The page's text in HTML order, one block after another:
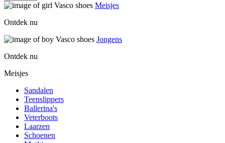
Meisjes
Ontdek nu
Jongens
Ontdek nu
Meisjes
Sandalen
Teenslippers
Ballerina's
Veterboots
Laarzen
Schoenen